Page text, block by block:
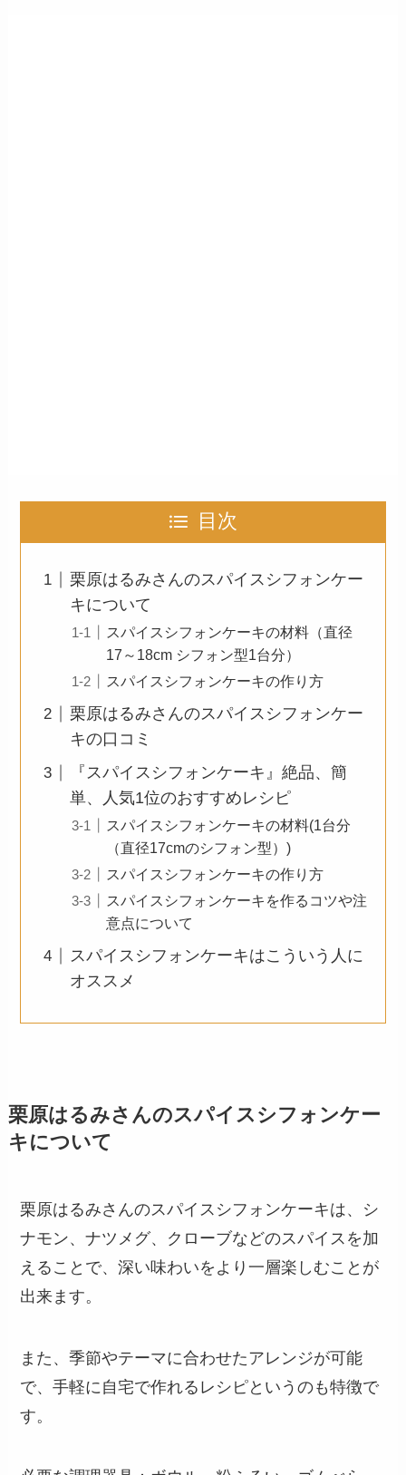
目次
栗原はるみさんのスパイスシフォンケー
キについて
スパイスシフォンケーキの材料（直径
17～18cm シフォン型1台分）
スパイスシフォンケーキの作り方
栗原はるみさんのスパイスシフォンケー
キの口コミ
『スパイスシフォンケーキ』絶品、簡
単、人気1位のおすすめレシピ
スパイスシフォンケーキの材料(1台分
（直径17cmのシフォン型）)
スパイスシフォンケーキの作り方
スパイスシフォンケーキを作るコツや注
意点について
スパイスシフォンケーキはこういう人に
オススメ
栗原はるみさんのスパイスシフォンケー
キについて
栗原はるみさんのスパイスシフォンケーキは、シ
ナモン、ナツメグ、クローブなどのスパイスを加
えることで、深い味わいをより一層楽しむことが
出来ます。
また、季節やテーマに合わせたアレンジが可能
で、手軽に自宅で作れるレシピというのも特徴で
す。